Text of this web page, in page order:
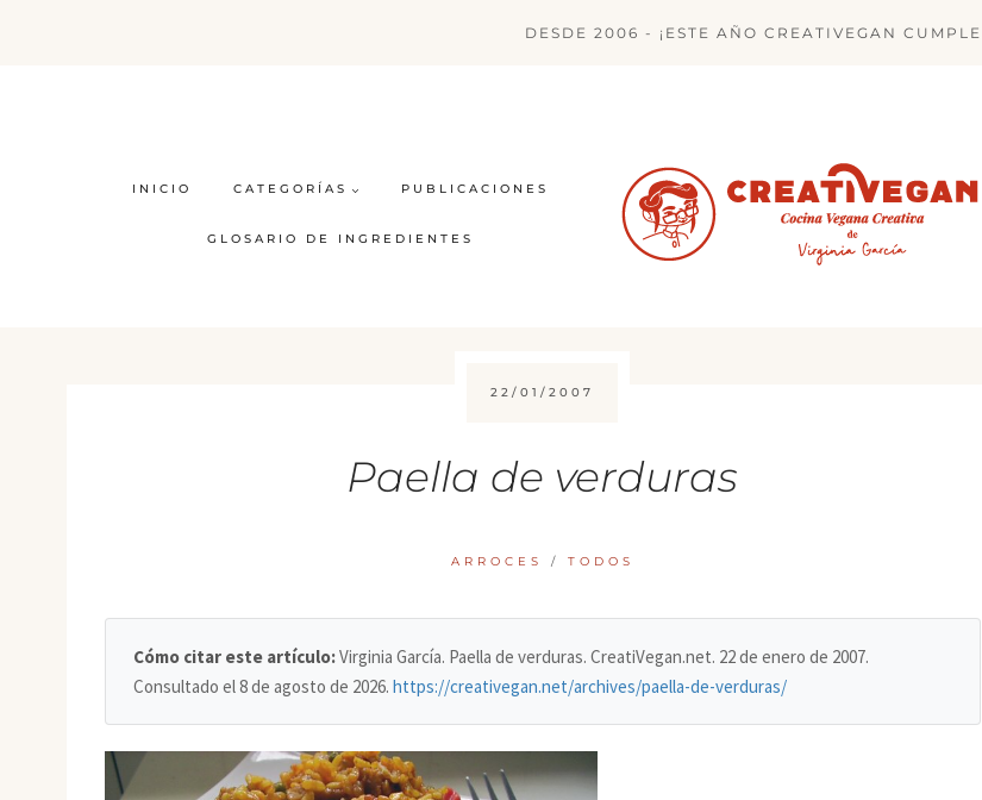
DESDE 2006 - ¡ESTE AÑO CREATIVEGAN CUMPLE
INICIO CATEGORÍAS PUBLICACIONES
GLOSARIO DE INGREDIENTES
22/01/2007
Paella de verduras
ARROCES / TODOS
Cómo citar este artículo:Virginia García. Paella de verduras. CreatiVegan.net. 22 de enero de 2007.
Consultado el8 de agosto de 2026. https://creativegan.net/archives/paella-de-verduras/